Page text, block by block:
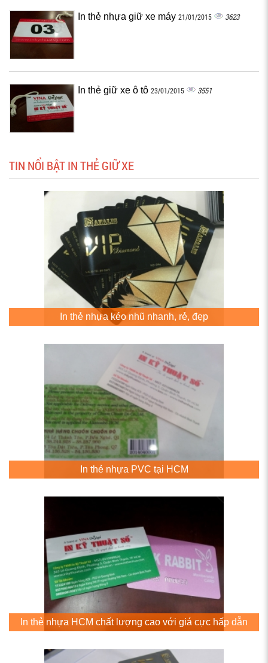
In thẻ nhựa giữ xe máy 21/01/2015 3623
In thẻ giữ xe ô tô 23/01/2015 3551
TIN NỔI BẬT IN THẺ GIỮ XE
In thẻ nhựa kéo nhũ nhanh, rẻ, đẹp
In thẻ nhựa PVC tại HCM
In thẻ nhựa HCM chất lượng cao với giá cực hấp dẫn